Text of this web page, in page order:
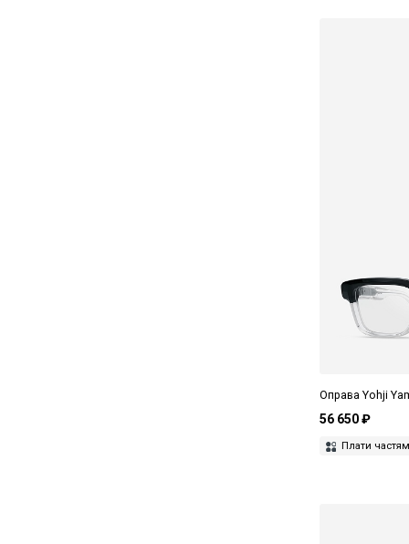
Оправа Yohji
56 650 ₽
Плати